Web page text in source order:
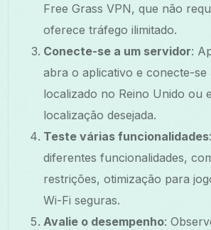
Free Grass VPN, que não
oferece tráfego ilimitado.
Conecte-se a um servidor:
abra o aplicativo e conecte-
localizado no Reino Unido ou
localização desejada.
Teste várias funcionalidades
diferentes funcionalidades,
restrições, otimização para
Wi-Fi seguras.
Avalie o desempenho: